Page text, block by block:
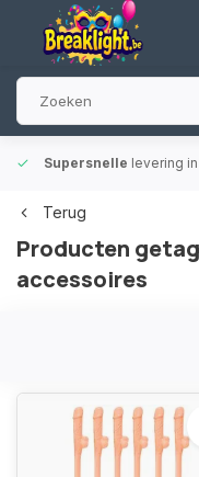
Supersnelle levering
Terug
Producten
accessoires